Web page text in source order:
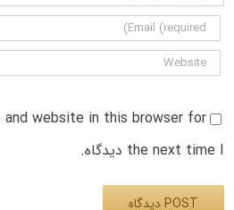
and website in this browser for
the next time I دیدگاه.